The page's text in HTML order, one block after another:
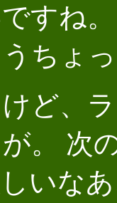
すね
ちょ
ど、
。 次
いな